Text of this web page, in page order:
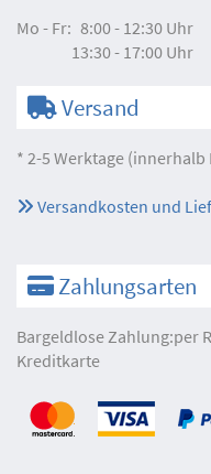
Mo - Fr: 8:00 - 12:30 Uhr
13:30 - 17:00 Uhr
Versand
* 2-5 Werktage (innerhalb
Versandkosten und
Zahlungsarten
Bargeldlose Zahlung:per
Kreditkarte